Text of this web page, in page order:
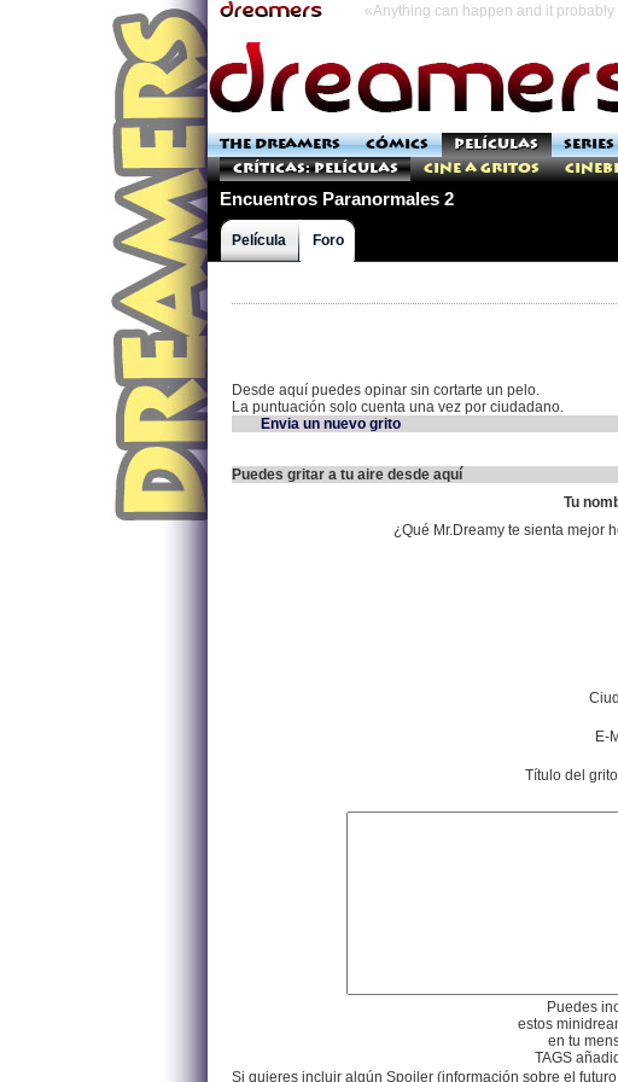
«Anything can happen and it probably
THE DREAMERS CÓMICS PELÍCULAS SERIES
Críticas: Películas
Cine a Gritos
Encuentros Paranormales 2
Película Foro
Desde aquí puedes opinar sin cortarte un pelo.
La puntuación solo cuenta una vez por ciudadano.
Envia un nuevo grito
Puedes gritar a tu aire desde aquí
Tu
¿Qué Mr.Dreamy te sienta mejor
E-
Título del
Puedes
estos
en tu
TAGS
Si quieres incluir algún Spoiler (información sobre el